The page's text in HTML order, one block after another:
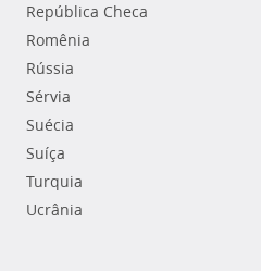
República Checa
Romênia
Rússia
Sérvia
Suécia
Suíça
Turquia
Ucrânia